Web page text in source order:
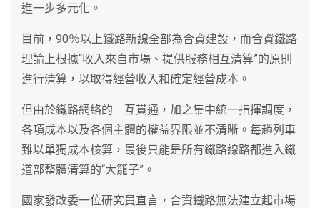
進一步多元化。
目前，90％以上鐵路新線全部為合資建設，而合資鐵路
理論上根據“收入來自市場、提供服務相互清算”的原則
進行清算，以取得經營收入和確定經營成本。
但由於鐵路網絡的 互貫通，加之集中統一指揮調度，
各項成本以及各個主體的權益界限並不清晰。每趟列車
難以單獨成本核算，最後只能是所有鐵路線路都進入鐵
道部整體清算的“大籠子”。
國家發改委一位研究員直言，合資鐵路無法建立起市場